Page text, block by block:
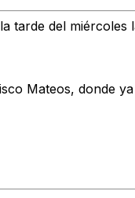
tarde del
Mateos, donde